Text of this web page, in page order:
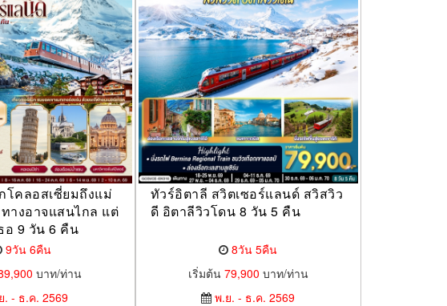
โคลอสเซี่ยมถึงแม่
างอาจแสนไกล แต่
อ 9 วัน 6 คืน
9วัน 6คืน
บาท/ท่าน
. - ธ.ค. 2569
ทัวร์อิตาลี สวิตเซอร์แลนด์ สวิสวิว
ดี อิตาลีวิวโดน 8 วัน 5 คืน
8วัน 5คืน
เริ่มต้น 79,900 บาท/ท่าน
พ.ย. - ธ.ค. 2569